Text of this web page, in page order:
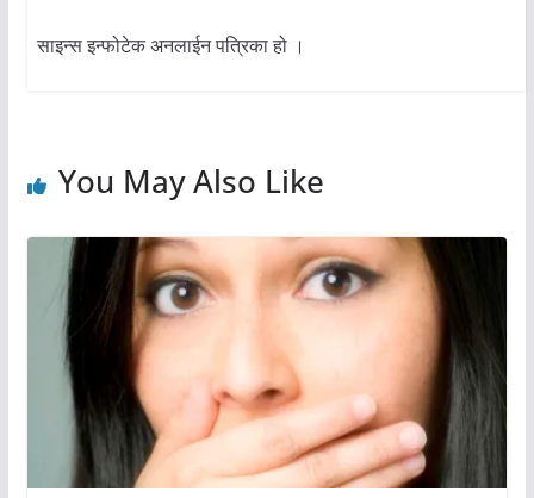
साइन्स इन्फोटेक अनलाईन पत्रिका हो ।
You May Also Like